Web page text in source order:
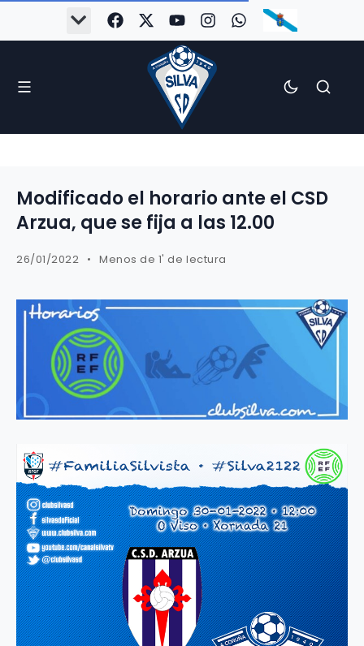
Modificado el horario ante el CSD
Arzua, que se fija a las 12.00
26/01/2022 Menos de 1' de lectura